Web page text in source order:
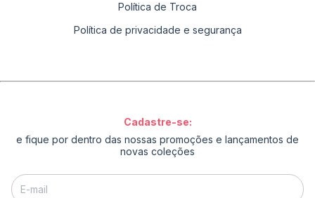
Política de Troca
Política de privacidade e segurança
Cadastre-se:
e fique por dentro das nossas promoções e lançamentos de
novas coleções